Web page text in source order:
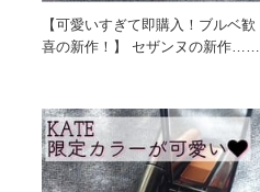
【可愛いすぎて即購入！ブルベ歓
喜の新作！】 セザンヌの新作…可